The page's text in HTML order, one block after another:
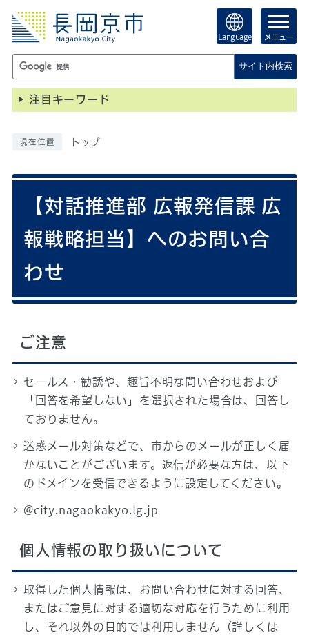
Language メニュー
サイト内検索
注目キーワード
現在位置 トップ
【対話推進部 広報発信課 広
報戦略担当】へのお問い合
わせ
ご注意
セールス・勧誘や、趣旨不明な問い合わせおよび
「回答を希望しない」を選択された場合は、回答し
ておりません。
迷惑メール対策などで、市からのメールが正しく届
かないことがございます。返信が必要な方は、以下
のドメインを受信できるように設定してください。
@city.nagaokakyo.lg.jp
個人情報の取り扱いについて
取得した個人情報は、お問い合わせに対する回答、
またはご意見に対する適切な対応を行うために利用
し、それ以外の目的では利用しません（詳しくは